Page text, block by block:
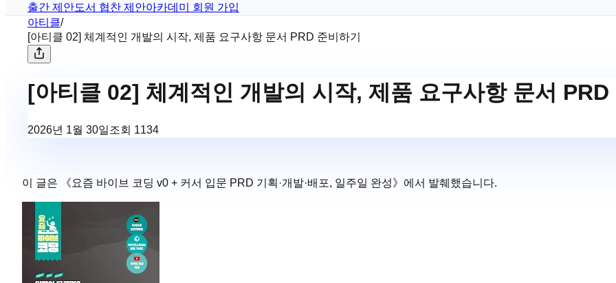
출간 제안도서 협찬 제안아카데미 회원 가입
아티클/
[아티클 02] 체계적인 개발의 시작, 제품 요구사항 문서 PRD 준비하기
[아티클 02] 체계적인 개발의 시작, 제품 요구사항 문서 PRD
2026년 1월 30일조회 1134
이 글은 《요즘 바이브 코딩 v0 + 커서 입문 PRD 기획·개발·배포, 일주일 완성》에서 발췌했습니다.